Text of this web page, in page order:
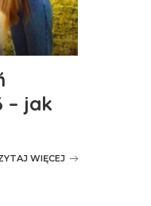
– jak
WIĘCEJ